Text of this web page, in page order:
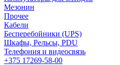
Мезонин
Прочее
Кабели
Бесперебойники (UPS)
Шкафы, Рельсы, PDU
Телефония и видеосвязь
+375 17269-58-00